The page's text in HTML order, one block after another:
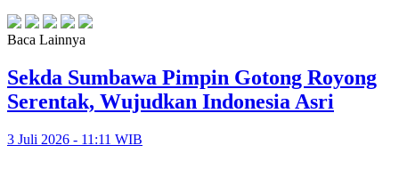
Baca Lainnya
Sekda Sumbawa Pimpin Gotong Royong
Serentak, Wujudkan Indonesia Asri
3 Juli 2026 - 11:11 WIB